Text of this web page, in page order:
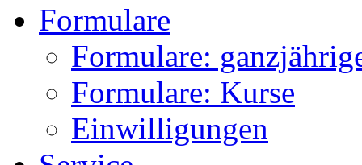
Formulare
Formulare:
Formulare: Kurse
Einwilligungen